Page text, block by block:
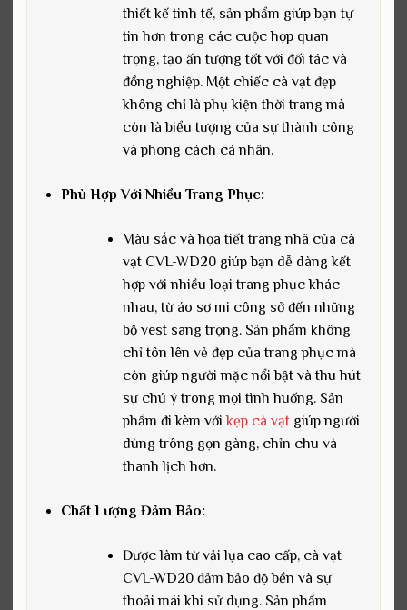
thiết kế tinh tế, sản phẩm giúp bạn tự
tin hơn trong các cuộc họp quan
trọng, tạo ấn tượng tốt với đối tác và
đồng nghiệp. Một chiếc cà vạt đẹp
không chỉ là phụ kiện thời trang mà
còn là biểu tượng của sự thành công
và phong cách cá nhân.
Phù Hợp Với Nhiều Trang Phục:
Màu sắc và họa tiết trang nhã của cà
vạt CVL-WD20 giúp bạn dễ dàng kết
hợp với nhiều loại trang phục khác
nhau, từ áo sơ mi công sở đến những
bộ vest sang trọng. Sản phẩm không
chỉ tôn lên vẻ đẹp của trang phục mà
còn giúp người mặc nổi bật và thu hút
sự chú ý trong mọi tình huống. Sản
phẩm đi kèm vớikẹp cà vạt giúp người
dùng trông gọn gàng, chỉn chu và
thanh lịch hơn.
Chất Lượng Đảm Bảo:
Được làm từ vải lụa cao cấp, cà vạt
CVL-WD20 đảm bảo độ bền và sự
thoải mái khi sử dụng. Sản phẩm